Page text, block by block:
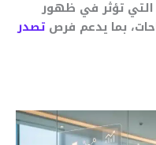
التي تؤثر في ظهور
بما يدعم فرص تصدر